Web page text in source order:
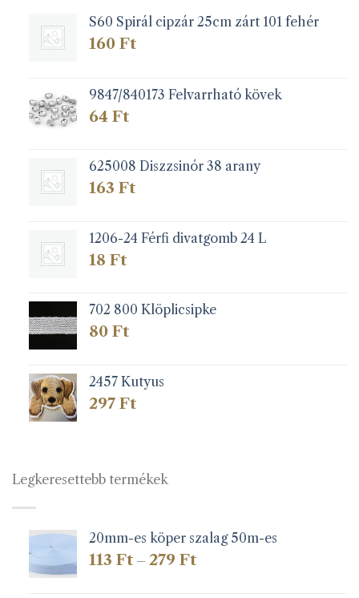
S60 Spirál cipzár 25cm zárt 101 fehér
160 Ft
9847/840173 Felvarrható kövek
64 Ft
625008 Diszzsinór 38 arany
163 Ft
1206-24 Férfi divatgomb 24 L
18 Ft
702 800 Klöplicsipke
80 Ft
2457 Kutyus
297 Ft
Legkeresettebb termékek
20mm-es köper szalag 50m-es
113 Ft – 279 FtÁrtartomány: